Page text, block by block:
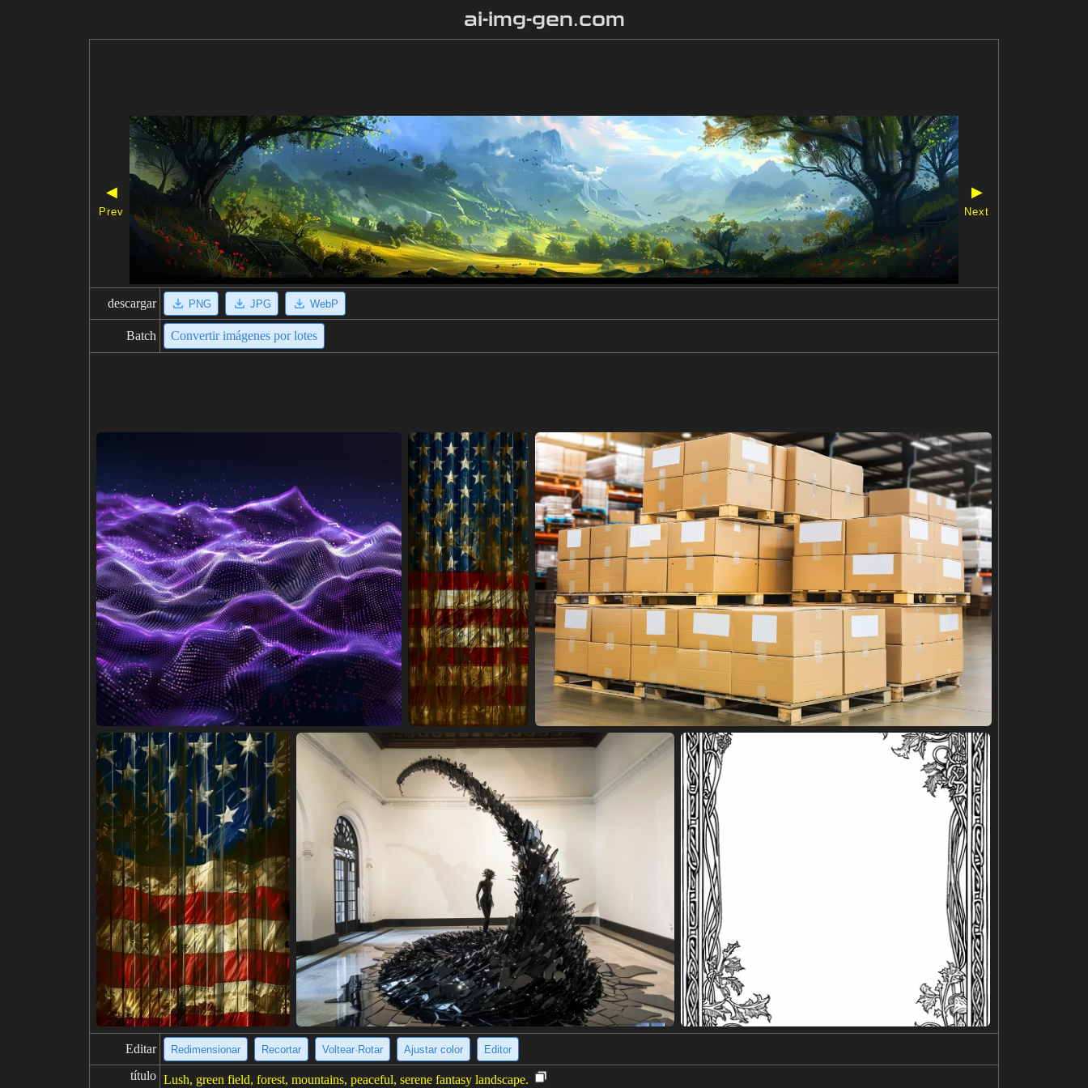
ai-img-gen.com
◀
Prev
▶
Next
descargar PNG JPG WebP
Batch Convertir imágenes por lotes
Editar Redimensionar Recortar Voltear·Rotar Ajustar color Editor
título Lush, green field, forest, mountains, peaceful, serene fantasy landscape.